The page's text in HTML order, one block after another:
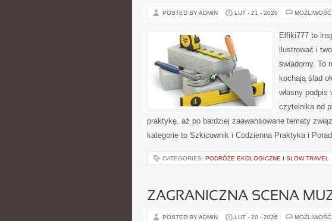
POSTED BY ADMIN LUT - 21 - 2026
Elfiki777 to
ilustrować i
świadomy. To
kochają ślad
własny
czytelnika od
praktykę, aż po bardziej zaawansowane tematy
kategorie to Szkicownik i Codzienna Praktyka i
CATEGORIES: PODRÓŻE EKOLOGICZNE I SLOW TRAVEL
ZAGRANICZNA SCENA
POSTED BY ADMIN LUT - 20 - 2026